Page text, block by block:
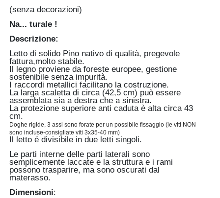
(senza decorazioni)
Na... turale !
Descrizione:
Letto di solido Pino nativo di qualità, pregevole
fattura,molto stabile.
Il legno proviene da foreste europee, gestione
sostenibile senza impurità.
I raccordi metallici facilitano la costruzione.
La larga scaletta di circa (42,5 cm) può essere
assemblata sia a destra che a sinistra.
La protezione superiore anti caduta è alta circa 43
cm.
Doghe rigide, 3 assi sono forate per un possibile fissaggio (le viti NON
sono incluse-consigliate viti 3x35-40 mm)
Il letto é divisibile in due letti singoli.
Le parti interne delle parti laterali sono
semplicemente laccate e la struttura e i rami
possono trasparire, ma sono oscurati dal
materasso.
Dimensioni: